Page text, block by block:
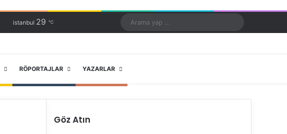
istanbul 29 ℃ Rastgele Makale
Kenar Bölmesi
Dış görünümü değiştir
...
RÖPORTAJLAR YAZARLAR
Göz Atın